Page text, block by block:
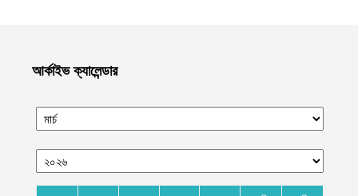
গাজায় বর্বর ইসরায়েলি হামলায় ধ্বংসপ্রাপ্ত ভবন থেকে ১৯ লাশ উদ্ধার,
আগস্ট ৯, ২০২৬
নাফ নদী থেকে ৩ বাংলাদেশি জেলেকে ধরে নিয়ে গেছে সন্ত্রাসী আরাকান আর্মি
আগস্ট ৯, ২০২৬
আর্কাইভ ক্যালেন্ডার